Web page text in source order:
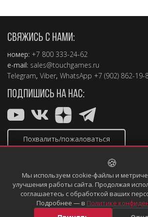
СВЯЖИСЬ С НАМИ:
номер: +7 800 333-24-62
e-mail: sales@touchgames.ru
Telegram, Viber, WhatsApp +7 (902) 862-19-
ПОДПИШИСЬ НА НАС:
Похвалить/пожаловаться
Copyright © 2004 – 2026, TouchGames
Политика конфиденциальности
на сайте, не является публичной
🍪
Мы используем cookie-файлы и
улучшения работы сайта. Продолжая
соглашаетесь с обработкой ваших
Подробнее — в Политике